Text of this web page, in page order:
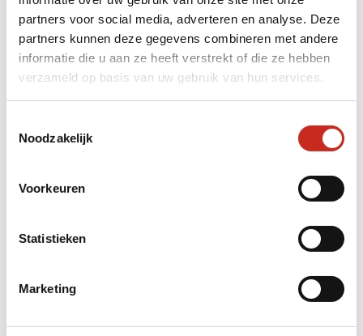
partners voor social media, adverteren en analyse. Deze
partners kunnen deze gegevens combineren met andere
informatie die u aan ze heeft verstrekt of die ze hebben
verzameld op basis van uw gebruik van hun services.
Noodzakelijk
Voorkeuren
Statistieken
Marketing
Onze populairste Japan
rondreizen